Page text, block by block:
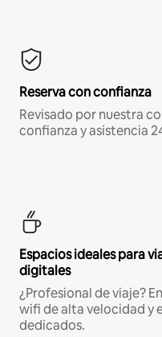
Reserva con confianza
Revisado por nuestra
confianza y asistencia
Espacios ideales para
digitales
¿Profesional de viaje?
wifi de alta velocidad y
dedicados.